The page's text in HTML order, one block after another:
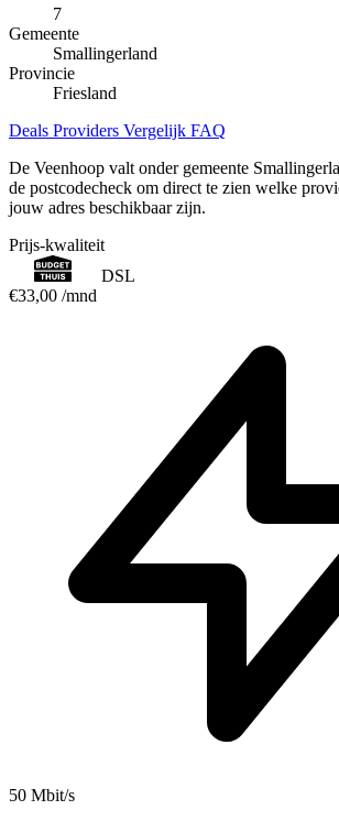
7
Gemeente
Smallingerland
Provincie
Friesland
Deals Providers Vergelijk FAQ
De Veenhoop valt onder gemeente
de postcodecheck om direct te zien welke
jouw adres beschikbaar zijn.
Prijs-kwaliteit
DSL
€33,00 /mnd
50 Mbit/s